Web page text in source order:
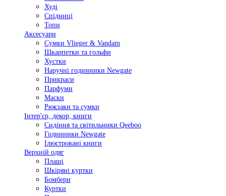
Худі
Спідниці
Топи
Аксесуари
Сумки Vlieger & Vandam
Шкарпетки та гольфи
Хустки
Наручні годинники Newgate
Прикраси
Парфуми
Маски
Рюкзаки та сумки
Інтер'єр, декор, книги
Сидіння та світильники Qeeboo
Годинники Newgate
Ілюстровані книги
Верхній одяг
Плащі
Шкіряні куртки
Бомбери
Куртки